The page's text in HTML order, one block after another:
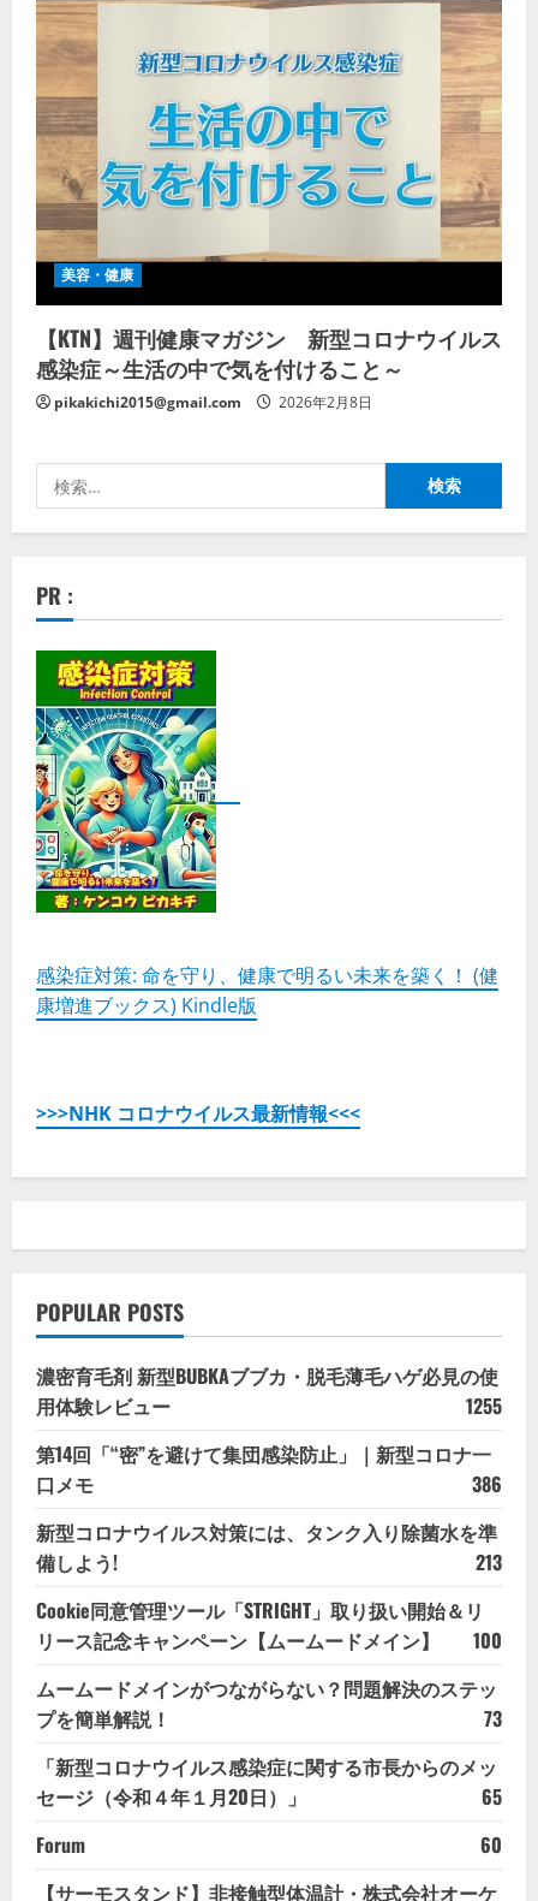
美容・健康
【KTN】週刊健康マガジン 新型コロナウイルス
感染症～生活の中で気を付けること～
pikakichi2015@gmail.com 2026年2月8日
索:
PR :
感染症対策: 命を守り、健康で明るい未来を築く！ (健
康増進ブックス) Kindle版
>>>NHK コロナウイルス最新情報<<<
POPULAR POSTS
濃密育毛剤 新型BUBKAブブカ・脱毛薄毛ハゲ必見の使
用体験レビュー
1255
第14回「“密”を避けて集団感染防止」｜新型コロナ一
口メモ
386
新型コロナウイルス対策には、タンク入り除菌水を準
備しよう!
213
Cookie同意管理ツール「STRIGHT」取り扱い開始＆リ
リース記念キャンペーン【ムームードメイン】
100
ムームードメインがつながらない？問題解決のステッ
プを簡単解説！
73
「新型コロナウイルス感染症に関する市長からのメッ
セージ（令和４年１月20日）」
65
Forum
60
【サーモスタンド】非接触型体温計・株式会社オーケ